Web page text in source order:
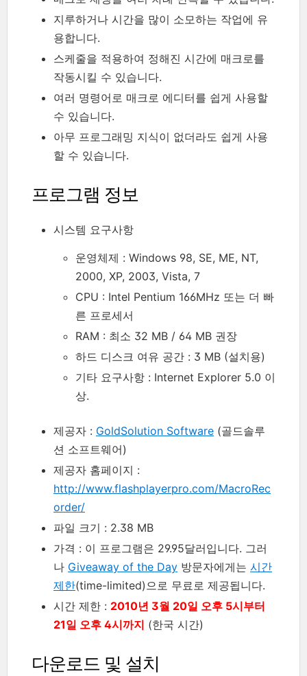
지루하거나 시간을 많이 소모하는 작업에 유
용합니다.
스케줄을 적용하여 정해진 시간에 매크로를
작동시킬 수 있습니다.
여러 명령어로 매크로 에디터를 쉽게 사용할
수 있습니다.
아무 프로그래밍 지식이 없더라도 쉽게 사용
할 수 있습니다.
프로그램 정보
시스템 요구사항
운영체제 : Windows 98, SE, ME, NT,
2000, XP, 2003, Vista, 7
CPU : Intel Pentium 166MHz 또는 더 빠
른 프로세서
RAM : 최소 32 MB / 64 MB 권장
하드 디스크 여유 공간 : 3 MB (설치용)
기타 요구사항 : Internet Explorer 5.0 이
상.
제공자 : GoldSolution Software (골드솔루
션 소프트웨어)
제공자 홈페이지 :
http://www.flashplayerpro.com/MacroRec
order/
파일 크기 : 2.38 MB
가격 : 이 프로그램은 29.95달러입니다. 그러
나 Giveaway of the Day 방문자에게는 시간
제한(time-limited)으로 무료로 제공됩니다.
시간 제한 : 2010년 3월 20일 오후 5시부터
21일 오후 4시까지 (한국 시간)
다운로드 및 설치